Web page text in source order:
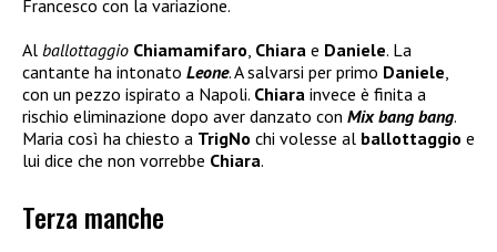
Francesco con la variazione.
Al ballottaggio Chiamamifaro, Chiara e Daniele. La
cantante ha intonato Leone. A salvarsi per primo Daniele,
con un pezzo ispirato a Napoli. Chiara invece è finita a
rischio eliminazione dopo aver danzato con Mix bang bang.
Maria così ha chiesto a TrigNo chi volesse al ballottaggio e
lui dice che non vorrebbe Chiara.
Terza manche